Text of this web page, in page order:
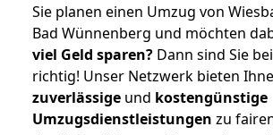
Sie planen einen Umzug von
Bad Wünnenberg und möchten
viel Geld sparen? Dann sind Sie
richtig! Unser Netzwerk bieten
zuverlässige und kostengünstige
Umzugsdienstleistungen zu